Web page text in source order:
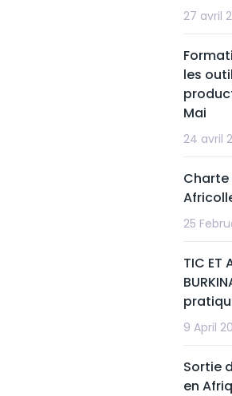
27 avril
les
Mai
24 avril
25
TIC ET
9 April
Sortie
en